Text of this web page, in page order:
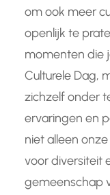
om ook meer
openlijk te
momenten die
Culturele Dag,
zichzelf onder
ervaringen en
niet alleen
voor diversiteit
gemeenschap